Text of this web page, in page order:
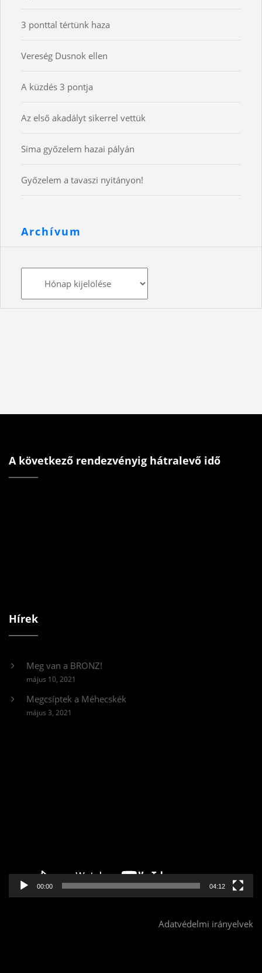
3 ponttal tértünk haza
Vereség Dusnok ellen
A küzdés 3 pontja
Az első akadályt sikerrel vettük
Sima győzelem hazai pályán
Győzelem a tavaszi nyitányon!
Archívum
A következő rendezvényig hátralevő idő
Hírek
Meg van a BRONZ!
május 10, 2021
Megcsíptek a Méhecskék
május 3, 2021
00:00 04:12
Adatvédelmi irányelvek